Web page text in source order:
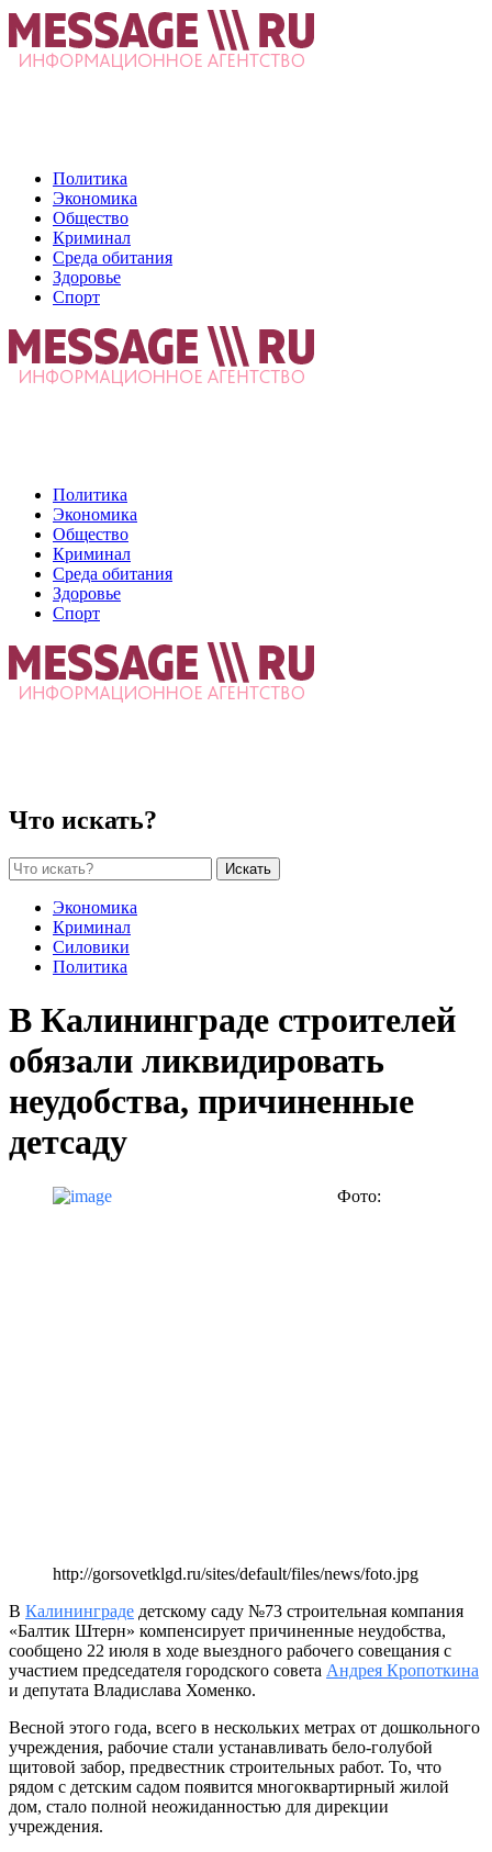
Политика
Экономика
Общество
Криминал
Среда обитания
Здоровье
Спорт
Политика
Экономика
Общество
Криминал
Среда обитания
Здоровье
Спорт
Что искать?
Искать
Экономика
Криминал
Силовики
Политика
В Калининграде строителей
обязали ликвидировать
неудобства, причиненные
детсаду
Фото:
http://gorsovetklgd.ru/sites/default/files/news/foto.jpg
В Калининграде детскому саду №73 строительная компания
«Балтик Штерн» компенсирует причиненные неудобства,
сообщено 22 июля в ходе выездного рабочего совещания с
участием председателя городского совета Андрея Кропоткина
и депутата Владислава Хоменко.
Весной этого года, всего в нескольких метрах от дошкольного
учреждения, рабочие стали устанавливать бело-голубой
щитовой забор, предвестник строительных работ. То, что
рядом с детским садом появится многоквартирный жилой
дом, стало полной неожиданностью для дирекции
учреждения.